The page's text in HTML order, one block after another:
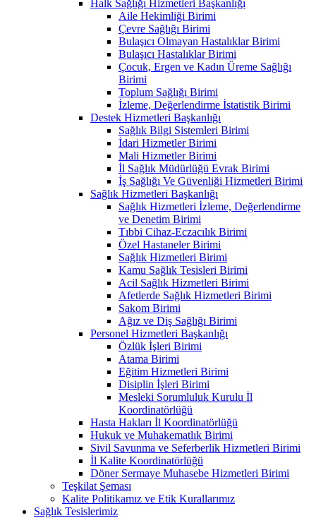
Halk Sağlığı Hizmetleri Başkanlığı
Aile Hekimliği Birimi
Çevre Sağlığı Birimi
Bulaşıcı Olmayan Hastalıklar Birimi
Bulaşıcı Hastalıklar Birimi
Çocuk, Ergen ve Kadın Üreme Sağlığı
Birimi
Toplum Sağlığı Birimi
İzleme, Değerlendirme İstatistik Birimi
Destek Hizmetleri Başkanlığı
Sağlık Bilgi Sistemleri Birimi
İdari Hizmetler Birimi
Mali Hizmetler Birimi
İl Sağlık Müdürlüğü Evrak Birimi
İş Sağlığı Ve Güvenliği Hizmetleri Birimi
Sağlık Hizmetleri Başkanlığı
Sağlık Hizmetleri İzleme, Değerlendirme
ve Denetim Birimi
Tıbbi Cihaz-Eczacılık Birimi
Özel Hastaneler Birimi
Sağlık Hizmetleri Birimi
Kamu Sağlık Tesisleri Birimi
Acil Sağlık Hizmetleri Birimi
Afetlerde Sağlık Hizmetleri Birimi
Sakom Birimi
Ağız ve Diş Sağlığı Birimi
Personel Hizmetleri Başkanlığı
Özlük İşleri Birimi
Atama Birimi
Eğitim Hizmetleri Birimi
Disiplin İşleri Birimi
Mesleki Sorumluluk Kurulu İl
Koordinatörlüğü
Hasta Hakları İl Koordinatörlüğü
Hukuk ve Muhakematlık Birimi
Sivil Savunma ve Seferberlik Hizmetleri Birimi
İl Kalite Koordinatörlüğü
Döner Sermaye Muhasebe Hizmetleri Birimi
Teşkilat Şeması
Kalite Politikamız ve Etik Kurallarımız
Sağlık Tesislerimiz